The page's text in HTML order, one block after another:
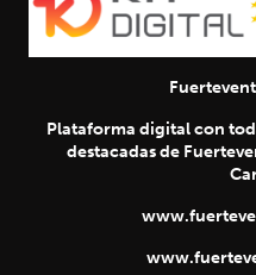
Plataforma digital con
destacadas de